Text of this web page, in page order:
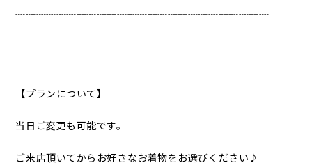
┈┈┈┈┈┈┈┈┈┈┈┈┈┈┈┈┈┈┈┈┈┈┈┈┈
【プランについて】
当日ご変更も可能です。
ご来店頂いてからお好きなお着物をお選びください♪